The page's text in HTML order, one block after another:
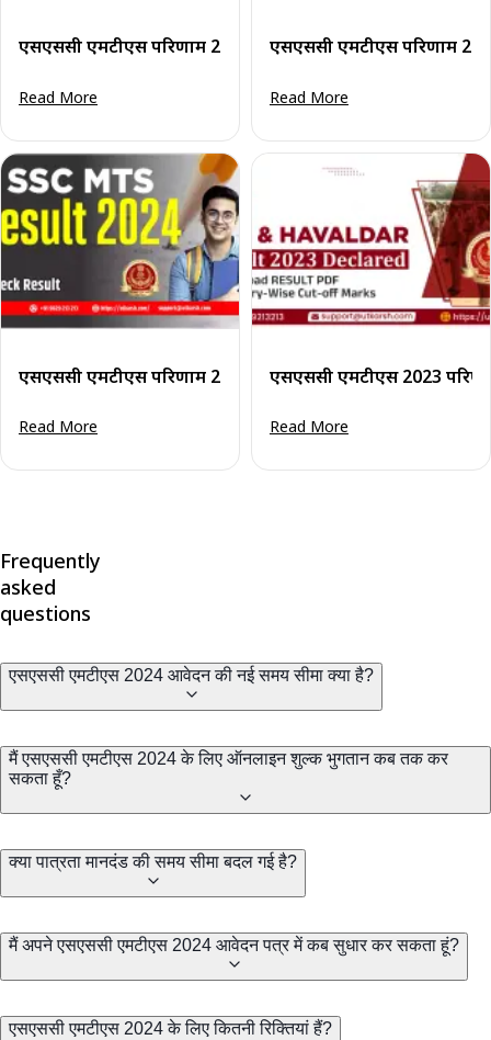
एसएससी एमटीएस परिणाम 2026: स्कोर कार्ड और कट-ऑफ अंक
Read More
एसएससी एमटीएस परिणाम
Read More
एसएससी एमटीएस परिणाम 2024: परिणाम डाउनलोड चरण देखें और
Read More
एसएससी एमटीएस 2023
Read More
Frequently
asked
questions
एसएससी एमटीएस 2024 आवेदन की नई समय सीमा क्या है?
मैं एसएससी एमटीएस 2024 के लिए ऑनलाइन शुल्क भुगतान कब तक कर
सकता हूँ?
क्या पात्रता मानदंड की समय सीमा बदल गई है?
मैं अपने एसएससी एमटीएस 2024 आवेदन पत्र में कब सुधार कर सकता हूं?
एसएससी एमटीएस 2024 के लिए कितनी रिक्तियां हैं?